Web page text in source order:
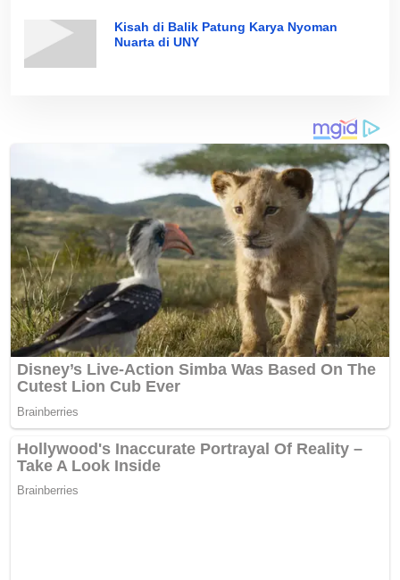
Kisah di Balik Patung Karya Nyoman
Nuarta di UNY